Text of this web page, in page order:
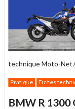
technique Moto-
Pratique Fiches
BMW R 1300